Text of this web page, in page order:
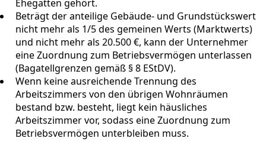
Ehegatten gehört.
Beträgt der anteilige Gebäude- und Grundstückswert
nicht mehr als 1/5 des gemeinen Werts (Marktwerts)
und nicht mehr als 20.500 €, kann der Unternehmer
eine Zuordnung zum Betriebsvermögen unterlassen
(Bagatellgrenzen gemäß § 8 EStDV).
Wenn keine ausreichende Trennung des
Arbeitszimmers von den übrigen Wohnräumen
bestand bzw. besteht, liegt kein häusliches
Arbeitszimmer vor, sodass eine Zuordnung zum
Betriebsvermögen unterbleiben muss.